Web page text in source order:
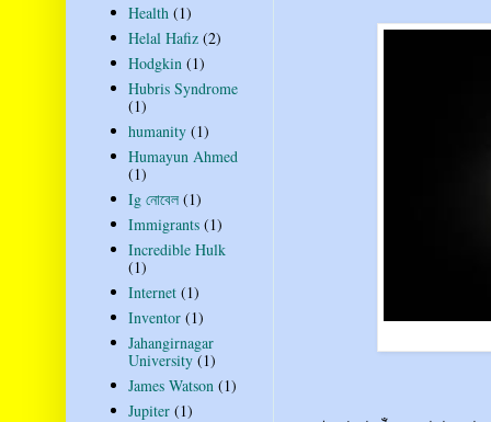
Health (1)
Helal Hafiz (2)
Hodgkin (1)
Hubris Syndrome
(1)
humanity (1)
Humayun Ahmed
(1)
Ig নোবেল (1)
Immigrants (1)
Incredible Hulk
(1)
Internet (1)
Inventor (1)
Jahangirnagar
University (1)
James Watson (1)
Jupiter (1)